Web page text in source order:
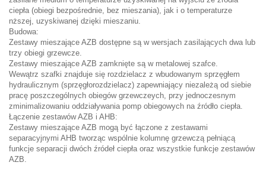
ciepła (obiegi bezpośrednie, bez mieszania), jak i o temperaturze
nższej, uzyskiwanej dzięki mieszaniu.
Budowa:
Zestawy mieszające AZB dostępne są w wersjach zasilających dwa lub
trzy obiegi grzewcze.
Zestawy mieszające AZB zamknięte są w metalowej szafce.
Wewątrz szafki znajduje się rozdzielacz z wbudowanym sprzęgłem
hydraulicznym (sprzęgłorozdzielacz) zapewniający niezależą od siebie
pracę poszczególnych obiegów grzewczeych, przy jednoczesnym
zminimalizowaniu oddziaływania pomp obiegowych na źródło ciepła.
Łączenie zestawów AZB i AHB:
Zestawy mieszające AZB mogą być łączone z zestawami
separacyjnymi AHB tworząc wspólnie kolumnę grzewczą pełniącą
funkcje separacji dwóch źródeł ciepła oraz wszystkie funkcje zestawów
AZB.